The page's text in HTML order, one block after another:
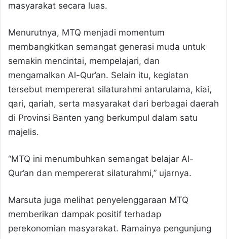
masyarakat secara luas.
Menurutnya, MTQ menjadi momentum
membangkitkan semangat generasi muda untuk
semakin mencintai, mempelajari, dan
mengamalkan Al-Qur’an. Selain itu, kegiatan
tersebut mempererat silaturahmi antarulama, kiai,
qari, qariah, serta masyarakat dari berbagai daerah
di Provinsi Banten yang berkumpul dalam satu
majelis.
“MTQ ini menumbuhkan semangat belajar Al-
Qur’an dan mempererat silaturahmi,” ujarnya.
Marsuta juga melihat penyelenggaraan MTQ
memberikan dampak positif terhadap
perekonomian masyarakat. Ramainya pengunjung